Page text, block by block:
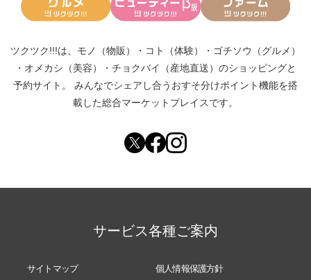
ツクツク!!!は、 モノ（物販） ・ コト（体験） ・ ゴチソウ（グルメ）
・ オメカシ（美容） ・ チョクバイ（産地直送） のショッピングと
予約サイト。
みんなでシェアし合う おすそ分けポイント機能を搭
載した総合マーケットプレイスです。
サービス各種ご案内
サイトマップ 個人情報保護方針